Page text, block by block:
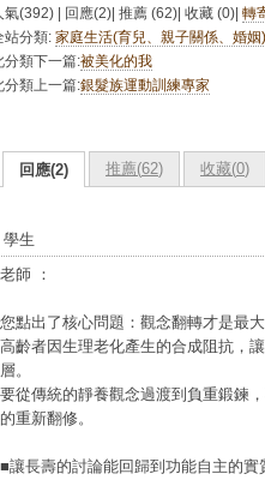
氣(392) | 回應(2)| 推薦 (62)| 收藏 (0)| 轉
站分類: 家庭生活(育兒、親子關係、婚姻)
分類下一篇:被美化的我
分類上一篇:銀髮族運動訓練專家
回應(2) 推薦(62) 收藏(0)
學生
老師 ：
您點出了核心問題：觀念翻轉才是最大
高齡者因生理老化產生的合成阻抗，
層。
要從傳統的靜養觀念過渡到負重鍛鍊
的重新翻修。
■讓長壽的討論能回歸到功能自主的實